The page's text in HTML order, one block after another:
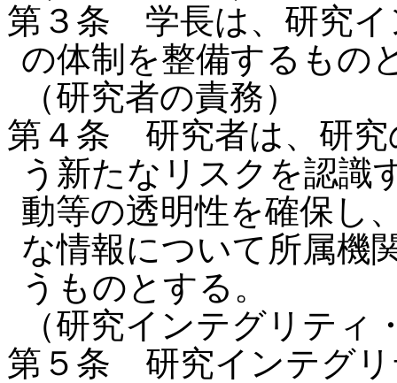
第３条 学長は、研究イ
の体制を整備するもの
（研究者の責務）
第４条 研究者は、研究
う新たなリスクを認識
動等の透明性を確保し
な情報について所属機
うものとする。
（研究インテグリテ
第５条 研究インテグリ